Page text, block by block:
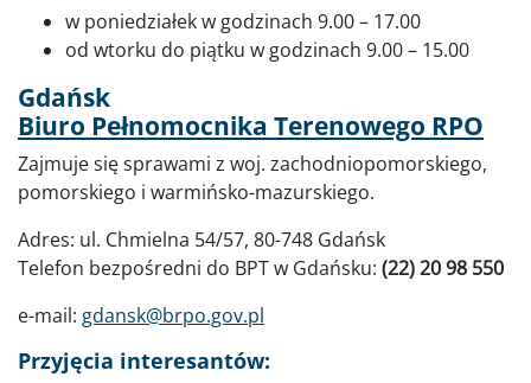
w poniedziałek w godzinach 9.00 – 17.00
od wtorku do piątku w godzinach 9.00 – 15.00
Gdańsk
Biuro Pełnomocnika Terenowego RPO
Zajmuje się sprawami z woj. zachodniopomorskiego,
pomorskiego i warmińsko-mazurskiego.
Adres: ul. Chmielna 54/57, 80-748 Gdańsk
Telefon bezpośredni do BPT w Gdańsku: (22) 20 98 550
e-mail: gdansk@brpo.gov.pl
Przyjęcia interesantów: